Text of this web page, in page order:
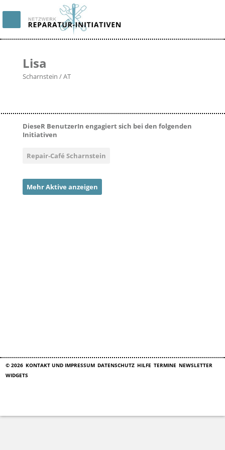
Lisa
Scharnstein / AT
DieseR BenutzerIn engagiert sich bei den folgenden
Initiativen
Repair-Café Scharnstein
Mehr Aktive anzeigen
© 2026 KONTAKT UND IMPRESSUM DATENSCHUTZ HILFE TERMINE NEWSLETTER
WIDGETS